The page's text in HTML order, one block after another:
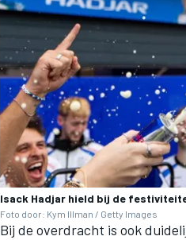
Isack Hadjar hield bij de
Foto door: Kym Illman / Getty Images
Bij de overdracht is ook